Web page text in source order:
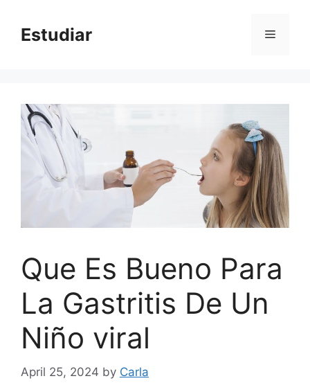
contentEstudiar Menu
Que Es Bueno Para
La Gastritis De Un
Niño viral
April 25, 2024 by Carla